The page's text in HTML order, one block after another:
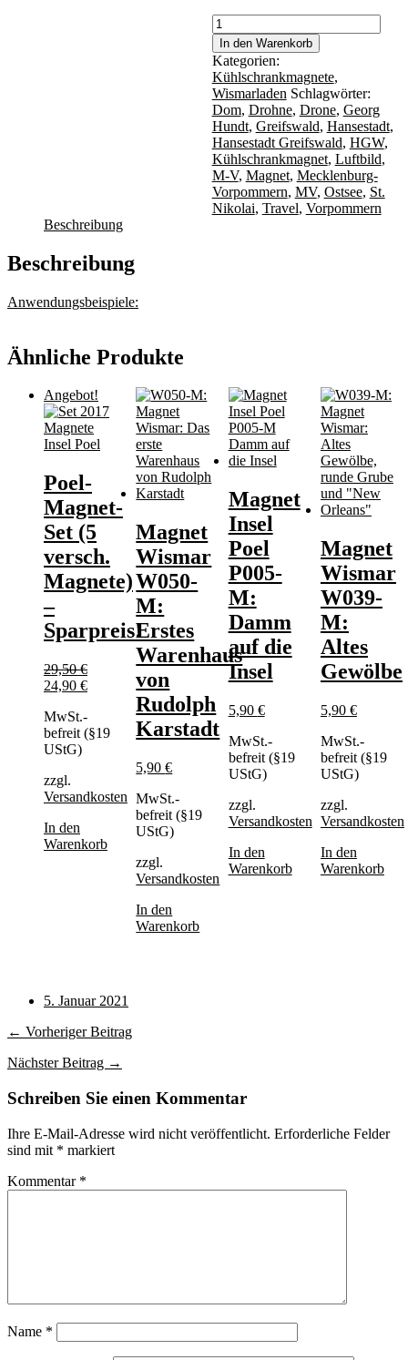
Magnet
Greifswald
GW02-
M:
Dom
St.
Nikolai
(Seite)
Menge
In den Warenkorb
Kategorien:
Kühlschrankmagnete,
Wismarladen Schlagwörter:
Dom, Drohne, Drone, Georg
Hundt, Greifswald, Hansestadt,
Hansestadt Greifswald, HGW,
Kühlschrankmagnet, Luftbild,
M-V, Magnet, Mecklenburg-
Vorpommern, MV, Ostsee, St.
Nikolai, Travel, Vorpommern
Beschreibung
Beschreibung
Anwendungsbeispiele:
Ähnliche Produkte
Angebot!
Poel-
Magnet-
Set (5
versch.
Magnete)
–
Sparpreis!
29,50€
Ursprünglicher
war:
29,50 €
24,90 €Aktueller
ist:
24,90 €.
MwSt.-
befreit (§19
UStG)
zzgl.
Versandkosten
In den
Warenkorb
Magnet
Wismar
W050-
M:
Erstes
Warenhaus
von
Rudolph
Karstadt
5,90€
MwSt.-
befreit (§19
UStG)
zzgl.
Versandkosten
In den
Warenkorb
Magnet
Insel
Poel
P005-
M:
Damm
auf die
Insel
5,90 €
MwSt.-
befreit (§19
UStG)
zzgl.
Versandkosten
In den
Warenkorb
Magnet
Wismar
W039-
M:
Altes
Gewölbe
5,90 €
MwSt.-
befreit (§19
UStG)
zzgl.
Versandkosten
In den
Warenkorb
5. Januar 2021
← Vorheriger Beitrag
Nächster Beitrag →
Schreiben Sie einen Kommentar
Ihre E-Mail-Adresse wird nicht veröffentlicht. Erforderliche Felder
sind mit * markiert
Kommentar *
Name *